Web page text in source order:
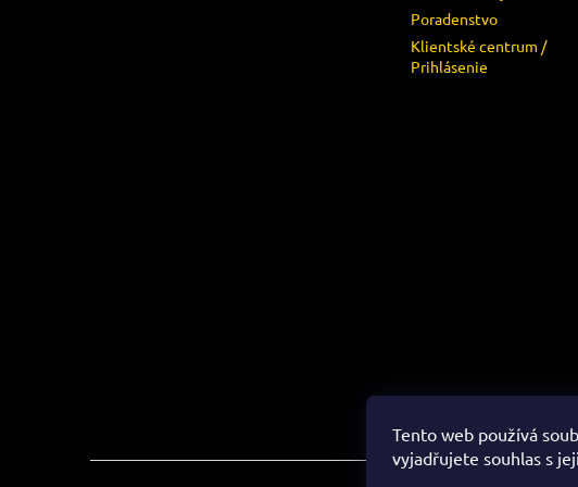
Tento web používá
vyjadřujete souhlas s
Poradenstvo
Klientské centrum /
Prihlásenie